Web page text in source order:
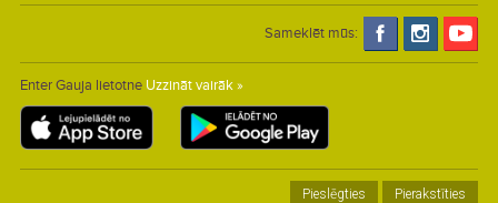
Sameklēt mūs:
Enter Gauja lietotne Uzzināt vairāk »
Pieslēgties Pierakstīties